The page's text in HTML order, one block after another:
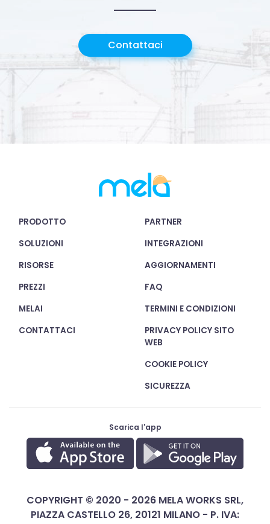
Contattaci
PRODOTTO
SOLUZIONI
RISORSE
PREZZI
MELAI
CONTATTACI
PARTNER
INTEGRAZIONI
AGGIORNAMENTI
FAQ
TERMINI E CONDIZIONI
PRIVACY POLICY SITO
WEB
COOKIE POLICY
SICUREZZA
Scarica l'app
COPYRIGHT © 2020 - 2026 MELA WORKS SRL,
PIAZZA CASTELLO 26, 20121 MILANO - P. IVA: